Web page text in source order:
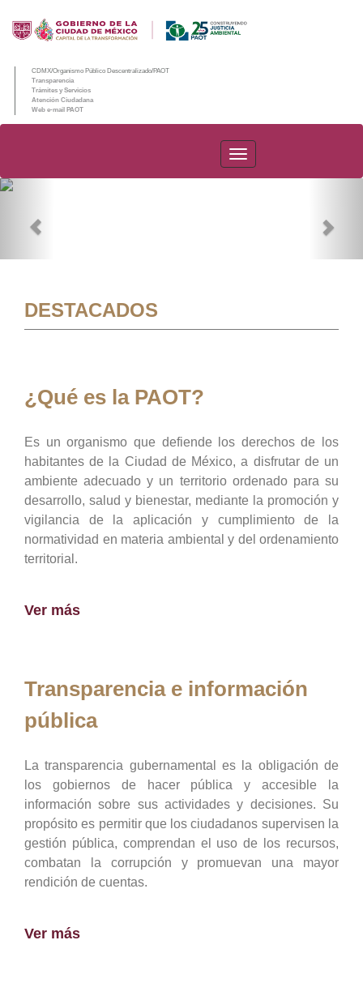
CDMX/Organismo Público Descentralizado/PAOT
Transparencia
Trámites y Servicios
Atención Ciudadana
Web e-mail PAOT
PAOT
DESTACADOS
¿Qué es la PAOT?
Es un organismo que defiende los derechos de los
habitantes de la Ciudad de México, a disfrutar de un
ambiente adecuado y un territorio ordenado para su
desarrollo, salud y bienestar, mediante la promoción y
vigilancia de la aplicación y cumplimiento de la
normatividad en materia ambiental y del ordenamiento
territorial.
Ver más
Transparencia e información
pública
La transparencia gubernamental es la obligación de
los gobiernos de hacer pública y accesible la
información sobre sus actividades y decisiones. Su
propósito es permitir que los ciudadanos supervisen la
gestión pública, comprendan el uso de los recursos,
combatan la corrupción y promuevan una mayor
rendición de cuentas.
Ver más